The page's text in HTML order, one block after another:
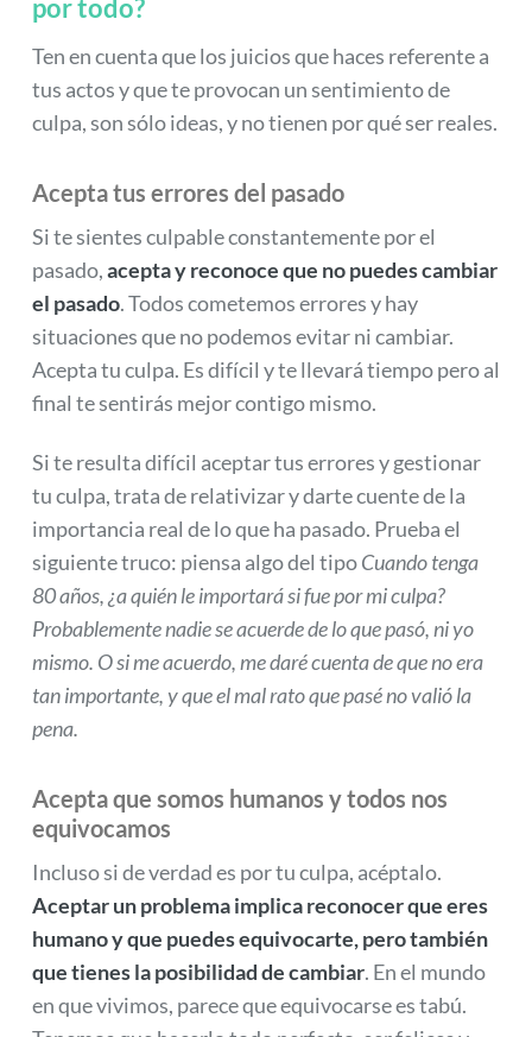
por todo?
Ten en cuenta que los juicios que haces referente a
tus actos y que te provocan un sentimiento de
culpa, son sólo ideas, y no tienen por qué ser reales.
Acepta tus errores del pasado
Si te sientes culpable constantemente por el
pasado,acepta y reconoce que no puedes cambiar
el pasado. Todos cometemos errores y hay
situaciones que no podemos evitar ni cambiar.
Acepta tu culpa. Es difícil y te llevará tiempo pero al
final te sentirás mejor contigo mismo.
Si te resulta difícil aceptar tus errores y gestionar
tu culpa, trata de relativizar y darte cuente de la
importancia real de lo que ha pasado. Prueba el
siguiente truco: piensa algo del tipoCuando tenga
80 años, ¿a quién le importará si fue por mi culpa?
Probablemente nadie se acuerde de lo que pasó, ni yo
mismo. O si me acuerdo, me daré cuenta de que no era
tan importante, y que el mal rato que pasé no valió la
pena.
Acepta que somos humanos y todos nos
equivocamos
Incluso si de verdad es por tu culpa, acéptalo.
Aceptar un problema implica reconocer que eres
humano y que puedes equivocarte, pero también
que tienes la posibilidad de cambiar. En el mundo
en que vivimos, parece que equivocarse es tabú.